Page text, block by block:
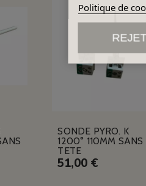
SONDE PYRO. K
1200° 110MM SANS
TETE
51,00 €
Politique de